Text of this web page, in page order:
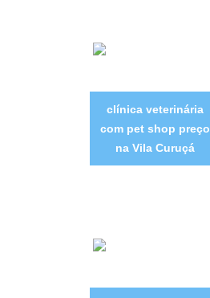
clínica veterinária
com pet shop preço
na Vila Curuçá